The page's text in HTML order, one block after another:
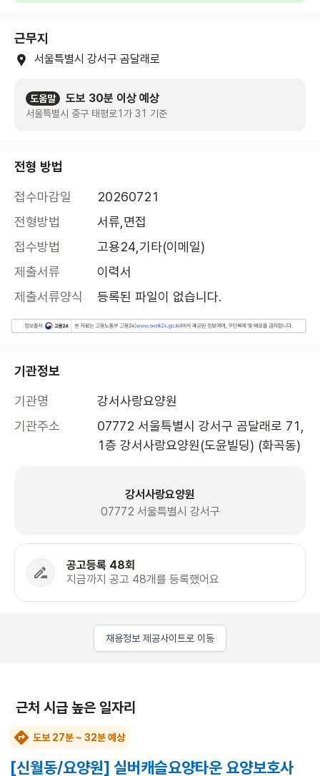
근무지
서울특별시 강서구 곰달래로
도움말 도보 30분 이상 예상
서울특별시 중구 태평로1가 31 기준
전형 방법
접수마감일
20260721
전형방법
서류,면접
접수방법
고용24,기타(이메일)
제출서류
이력서
제출서류양식
등록된 파일이 없습니다.
기관정보
기관명
강서사랑요양원
기관주소
07772 서울특별시 강서구 곰달래로 71,
1층 강서사랑요양원(도윤빌딩) (화곡동)
강서사랑요양원
07772 서울특별시 강서구
공고등록 48회
지금까지 공고 48개를 등록했어요
채용정보 제공사이트로 이동
근처 시급 높은 일자리
도보 27분 ~ 32분 예상
[신월동/요양원] 실버캐슬요양타운 요양보호사